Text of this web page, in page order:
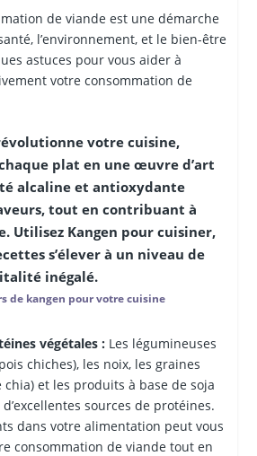
de viande est une démarche
l’environnement, et le bien-être
astuces pour vous aider à
votre consommation de
votre cuisine,
plat en une œuvre d’art
alcaline et antioxydante
tout en contribuant à
Utilisez Kangen pour cuisiner,
s’élever à un niveau de
inégalé.
de kangen pour votre cuisine
végétales :Les légumineuses
chiches), les noix, les graines
et les produits à base de soja
sources de protéines.
dans votre alimentation peut vous
consommation de viande tout en